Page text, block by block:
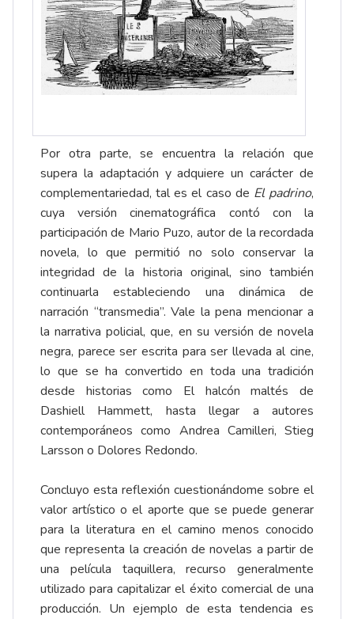
Por otra parte, se encuentra la relación que
supera la adaptación y adquiere un carácter de
complementariedad, tal es el caso de El padrino,
cuya versión cinematográfica contó con la
participación de Mario Puzo, autor de la recordada
novela, lo que permitió no solo conservar la
integridad de la historia original, sino también
continuarla estableciendo una dinámica de
narración “transmedia”. Vale la pena mencionar a
la narrativa policial, que, en su versión de novela
negra, parece ser escrita para ser llevada al cine,
lo que se ha convertido en toda una tradición
desde historias como El halcón maltés de
Dashiell Hammett, hasta llegar a autores
contemporáneos como Andrea Camilleri, Stieg
Larsson o Dolores Redondo.
Concluyo esta reflexión cuestionándome sobre el
valor artístico o el aporte que se puede generar
para la literatura en el camino menos conocido
que representa la creación de novelas a partir de
una película taquillera, recurso generalmente
utilizado para capitalizar el éxito comercial de una
producción. Un ejemplo de esta tendencia es